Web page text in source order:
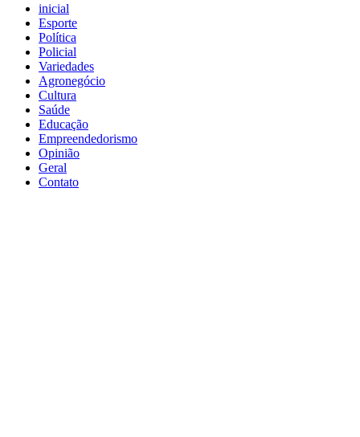
inicial
Esporte
Política
Policial
Variedades
Agronegócio
Cultura
Saúde
Educação
Empreendedorismo
Opinião
Geral
Contato